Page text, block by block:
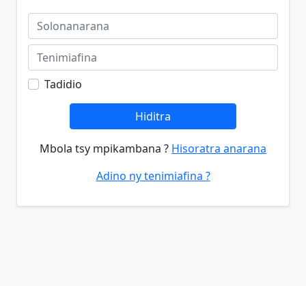
Tadidio
Hiditra
Mbola tsy mpikambana ? Hisoratra anarana
Adino ny tenimiafina ?